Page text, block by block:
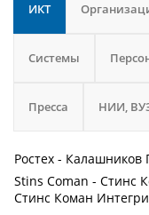
ИКТ
Системы
Пресса НИИ,
Ростех - Калашников
Stins Coman - Стинс
Стинс Коман